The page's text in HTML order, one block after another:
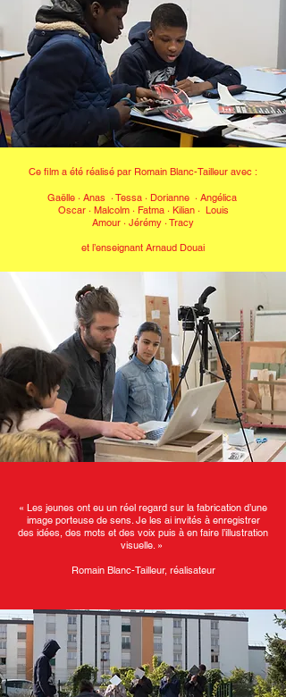
Ce film a été réalisé par Romain Blanc-Tailleur avec :
Gaëlle · Anas · Tessa · Dorianne · Angélica
Oscar · Malcolm · Fatma · Kilian · Louis
Amour · Jérémy · Tracy
et l’enseignant Arnaud Douai
« Les jeunes ont eu un réel regard sur la fabrication d’une
image porteuse de sens. Je les ai invités à enregistrer
des idées, des mots et des voix puis à en faire l’illustration
visuelle. »
Romain Blanc-Tailleur, réalisateur